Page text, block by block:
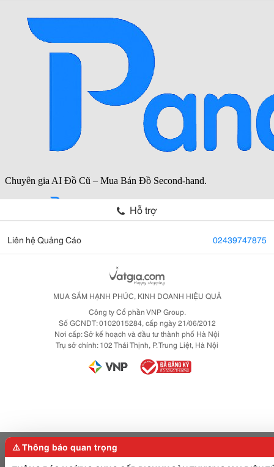
Hỗ trợ
Liên hệ Quảng Cáo 02439747875
MUA SẮM HẠNH PHÚC, KINH DOANH HIỆU QUẢ
Công ty Cổ phần VNP Group.
Số GCNDT: 0102015284, cấp ngày 21/06/2012
Nơi cấp: Sở kế hoạch và đầu tư thành phố Hà Nội
Trụ sở chính: 102 Thái Thịnh, P. Trung Liệt, Hà Nội
⚠️ Thông báo quan trọng